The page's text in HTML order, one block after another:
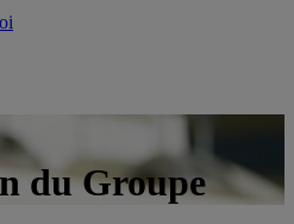
du Groupe